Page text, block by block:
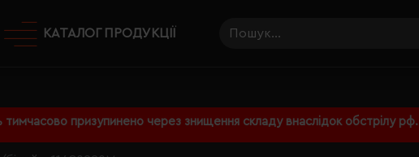
призупинено через знищення складу внаслідок обстрілу рф.
КАТАЛОГ ПРОДУКЦІЇ